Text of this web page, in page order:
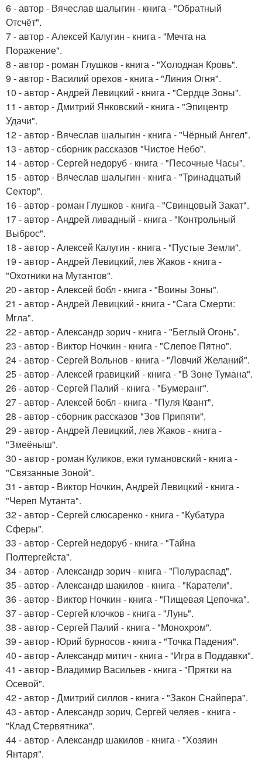
6 - автор - Вячеслав шалыгин - книга - "Обратный
Отсчёт".
7 - автор - Алексей Калугин - книга - "Мечта на
Поражение".
8 - автор - роман Глушков - книга - "Холодная Кровь".
9 - автор - Василий орехов - книга - "Линия Огня".
10 - автор - Андрей Левицкий - книга - "Сердце Зоны".
11 - автор - Дмитрий Янковский - книга - "Эпицентр
Удачи".
12 - автор - Вячеслав шалыгин - книга - "Чёрный Ангел".
13 - автор - сборник рассказов "Чистое Небо".
14 - автор - Сергей недоруб - книга - "Песочные Часы".
15 - автор - Вячеслав шалыгин - книга - "Тринадцатый
Сектор".
16 - автор - роман Глушков - книга - "Свинцовый Закат".
17 - автор - Андрей ливадный - книга - "Контрольный
Выброс".
18 - автор - Алексей Калугин - книга - "Пустые Земли".
19 - автор - Андрей Левицкий, лев Жаков - книга -
"Охотники на Мутантов".
20 - автор - Алексей бобл - книга - "Воины Зоны".
21 - автор - Андрей Левицкий - книга - "Сага Смерти:
Мгла".
22 - автор - Александр зорич - книга - "Беглый Огонь".
23 - автор - Виктор Ночкин - книга - "Слепое Пятно".
24 - автор - Сергей Вольнов - книга - "Ловчий Желаний".
25 - автор - Алексей гравицкий - книга - "В Зоне Тумана".
26 - автор - Сергей Палий - книга - "Бумеранг".
27 - автор - Алексей бобл - книга - "Пуля Квант".
28 - автор - сборник рассказов "Зов Припяти".
29 - автор - Андрей Левицкий, лев Жаков - книга -
"Змеёныш".
30 - автор - роман Куликов, ежи тумановский - книга -
"Связанные Зоной".
31 - автор - Виктор Ночкин, Андрей Левицкий - книга -
"Череп Мутанта".
32 - автор - Сергей слюсаренко - книга - "Кубатура
Сферы".
33 - автор - Сергей недоруб - книга - "Тайна
Полтергейста".
34 - автор - Александр зорич - книга - "Полураспад".
35 - автор - Александр шакилов - книга - "Каратели".
36 - автор - Виктор Ночкин - книга - "Пищевая Цепочка".
37 - автор - Сергей клочков - книга - "Лунь".
38 - автор - Сергей Палий - книга - "Монохром".
39 - автор - Юрий бурносов - книга - "Точка Падения".
40 - автор - Александр митич - книга - "Игра в Поддавки".
41 - автор - Владимир Васильев - книга - "Прятки на
Осевой".
42 - автор - Дмитрий силлов - книга - "Закон Снайпера".
43 - автор - Александр зорич, Сергей челяев - книга -
"Клад Стервятника".
44 - автор - Александр шакилов - книга - "Хозяин
Янтаря".